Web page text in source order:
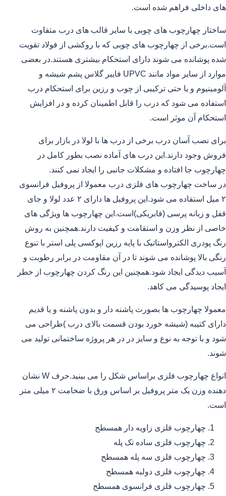
های داخلی فراهم شده است.
ساختار چهارچوب های چوبی با سایر قالب های درب متفاوت
است.برخی از چهارچوب های چوبی که با روکشی از فولاد تقویت
شده پوشانده می شوند دارای استحکام بیشتری هستند.در بعضی
موارد از سایر مواد مانند UPVC فایبر گلاس پشم شیشه و
آلومینیوم و یا حتی ترکیبی از چوب و رزین برای استحکام درب
استفاده می شود که درب را قابل اطمینان کرده و در افزایش
استحکام آن موثر است.
برای نصب آسان درب برخی از درب ها با لولا در بازار برای
فروش وجود دارند.این درب های آماده نصب بطور کامل در
چهارچوب جا افتاده و مشکلات جانبی را ایجاد نمی کنند.
در ساخت چهارچوب های فلزی درب معمولا از پروفیل فرانسوی
۲ میل استفاده می شود.این پروفیل ها دارای ۲ عدد لولا و جای
قفل و زبانه پرسی (فابریکی)است.این چهارچوب ها ویژگی های
خاصی از نظر وزن و استقامت و کیفیت دارند.همچنین به روش
رنگ پودری الکترواستاتیک با پایه رزین اپوکسی پلی استر با تنوع
رنگی بالا پوشانده می شوند تا در آن مقاومت در برابر رطوبت و
آسیب دیدگی ایجاد شود.همچنین این رنگ کردن چهارچوب از خطر
ایجاد پوسیدگی می کاهد.
معمولا چهارچوب ها بصورت پاشنه دار و بدون پاشنه و یا قدیم
دارای کتیبه (شیشه خورد بودن قسمت بالای درب )طراحی می
شود و با توجه به نوع و سایز در در هر پروژه ساختمانی تولید می
شوند.
انواع چهارچوب فلزی براساس شکل را می بینید.حرف W نشان
دهنده وزن یک متر پروفیل بر اساس ورق با ضخامت ۲ میلی متر
است.
چهارچوب فلزی زاویه دار همسطح
چهارچوب فلزی ساده تک پله
چهارچوب فلزی سه پله همسطح
چهارچوب فلزی دولبه همسطح
چهارچوب فلزی فرانسوی همسطح